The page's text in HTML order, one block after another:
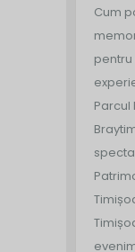
Cum
Parcul